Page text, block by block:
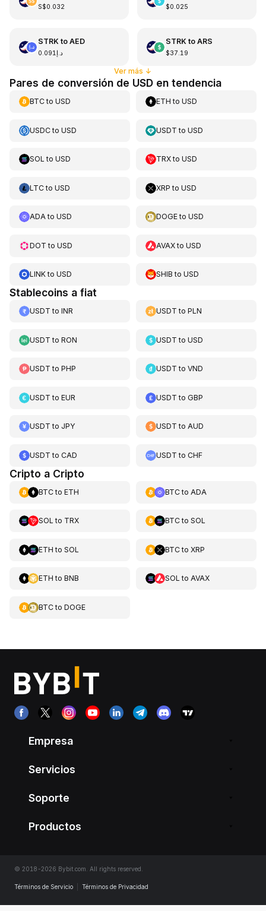
S$0.032 $0.025
STRKto AED
د.إ0.091
STRKto ARS
$37.19
Ver más ↓
Pares de conversión de USD en tendencia
BTCto USD ETH toUSD
USDCto USD USDT toUSD
SOL to USD TRXtoUSD
LTCto USD XRP toUSD
ADAto USD DOGEtoUSD
DOT to USD AVAXtoUSD
LINKto USD SHIB toUSD
Stablecoins a fiat
USDT to INR USDT toPLN
USDT to RON USDT toUSD
USDT to PHP USDT toVND
USDT to EUR USDT toGBP
USDT to JPY USDT toAUD
USDT to CAD USDT toCHF
Cripto a Cripto
BTCto ETH BTCto ADA
SOL to TRX BTCto SOL
ETH to SOL BTCto XRP
ETH to BNB SOL to AVAX
BTCto DOGE
Empresa
Servicios
Soporte
Productos
© 2018-2026 Bybit.com. All rights reserved.
Términos de Servicio Términos de Privacidad